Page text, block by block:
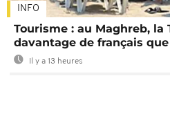
INFO
Tourisme : au Maghreb,
davantage de français
Il y a 13 heures